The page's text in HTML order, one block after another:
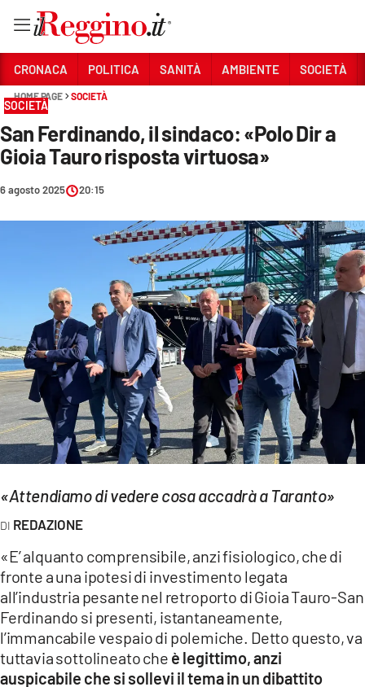
Sezioni
CRONACA
CULTURA
ECONOMIA E LAVORO
EVENTI
SPORT
Streaming
LAC TV
LAC NETWORK
LAC ONAIR
LaC
Network
LACPLAY.IT
CRONACA POLITICA SANITÀ AMBIENTE SOCIETÀ
HOME PAGE SOCIETÀ
SOCIETÀ
San Ferdinando, il sindaco: «Polo Dir a
Gioia Tauro risposta virtuosa»
6 agosto 2025 20:15
«Attendiamo di vedere cosa accadrà a Taranto»
REDAZIONE
«E’ alquanto comprensibile, anzi fisiologico, che di
fronte a una ipotesi di investimento legata
all’industria pesante nel retroporto di Gioia Tauro-San
Ferdinando si presenti, istantaneamente,
l’immancabile vespaio di polemiche. Detto questo, va
tuttavia sottolineato che è legittimo, anzi
auspicabile che si sollevi il tema in un dibattito